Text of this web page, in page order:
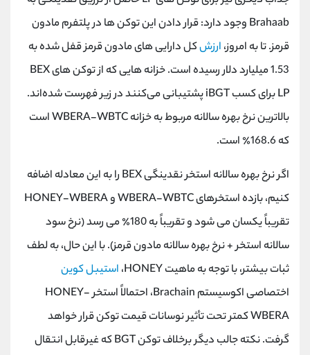
Brahaab وجود دارد: قرار دادن این توکن ها در پلتفرم مادون
قرمز. تا به امروز، ارزشکل دارایی های مادون قرمز قفل شده به
1.53 میلیارد دلار رسیده است. خزانه ‌هایی که از توکن‌ های BEX
LP برای کسب iBGT پشتیبانی می‌کنند در زیر فهرست شده‌اند.
بالاترین نرخ بهره سالانه مربوط به خزانه WBERA-WBTC است
که 168.6٪ است.
اگر نرخ بهره سالانه استخر نقدینگی BEX را به این معادله اضافه
کنیم، بازده استخرهای WBERA-WBTC و HONEY-WBERA
تقریباً یکسان می شود و تقریباً به 180٪ می رسد (نرخ سود
سالانه استخر + نرخ بهره سالانه مادون قرمز). با این حال، به لطف
ثبات بیشتر، با توجه به ماهیت HONEY،
استیبل کوین
اختصاصی اکوسیستم Brachain، احتمالاً استخر HONEY-
WBERA کمتر تحت تأثیر نوسانات قیمت توکن قرار خواهد
گرفت. نکته جالب دیگر برخلاف توکن BGT که غیرقابل انتقال